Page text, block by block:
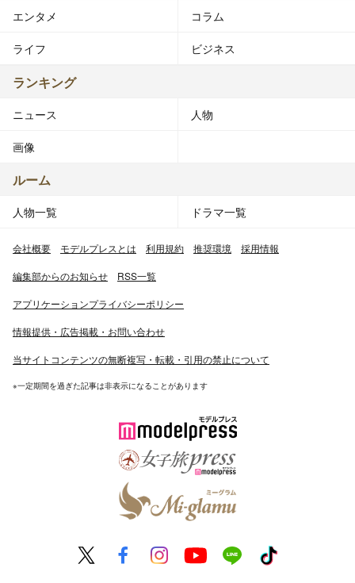
エンタメ コラム
ライフ ビジネス
ランキング
ニュース 人物
画像
ルーム
人物一覧 ドラマ一覧
会社概要 モデルプレスとは 利用規約 推奨環境 採用情報
編集部からのお知らせ RSS一覧
アプリケーションプライバシーポリシー
情報提供・広告掲載・お問い合わせ
当サイトコンテンツの無断複写・転載・引用の禁止について
※一定期間を過ぎた記事は非表示になることがあります